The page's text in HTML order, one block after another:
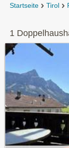
Startseite Tirol
1